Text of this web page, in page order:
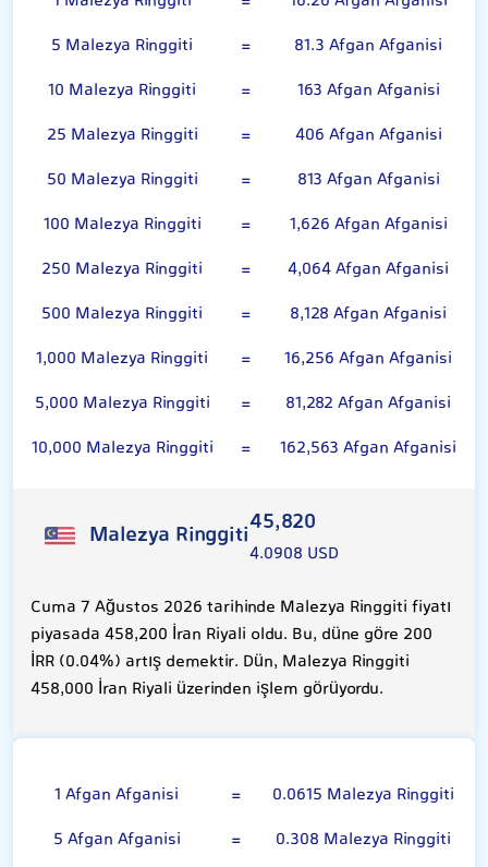
5 Malezya Ringgiti
=
81.3 Afgan Afganisi
10 Malezya Ringgiti
=
163 Afgan Afganisi
25 Malezya Ringgiti
=
406 Afgan Afganisi
50 Malezya Ringgiti
=
813 Afgan Afganisi
100 Malezya Ringgiti
=
1,626 Afgan Afganisi
250 Malezya Ringgiti
=
4,064 Afgan Afganisi
500 Malezya Ringgiti
=
8,128 Afgan Afganisi
1,000 Malezya Ringgiti
=
16,256 Afgan Afganisi
5,000 Malezya Ringgiti
=
81,282 Afgan Afganisi
10,000 Malezya Ringgiti
= 162,563 Afgan Afganisi
Malezya Ringgiti45,820
4.0908 USD
Cuma 7 Ağustos 2026 tarihinde Malezya Ringgiti fiyatı
piyasada 458,200 İran Riyali oldu. Bu, düne göre 200
İRR (0.04%) artış demektir. Dün, Malezya Ringgiti
458,000 İran Riyali üzerinden işlem görüyordu.
1 Afgan Afganisi =
0.0615 Malezya Ringgiti
5 Afgan Afganisi
= 0.308 Malezya Ringgiti